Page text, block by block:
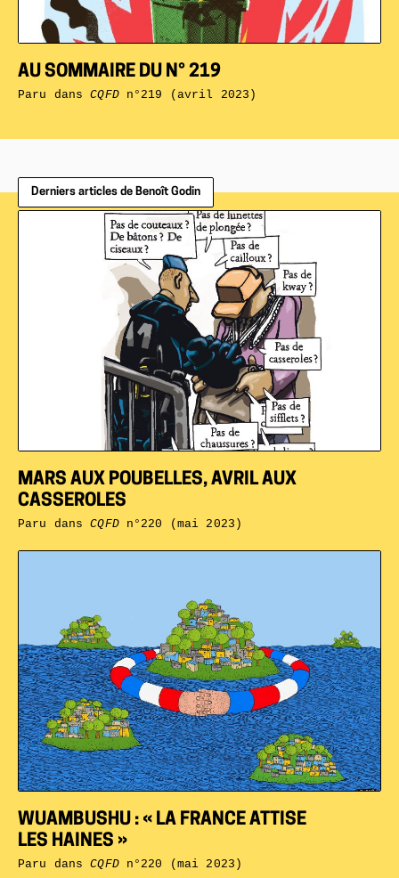
AU SOMMAIRE DU N° 219
Paru dansCQFDn°219 (avril 2023)
Derniers articles de Benoît Godin
WUAMBUSHU : « LA FRANCE ATTISE
LES HAINES »
Paru dansCQFDn°220 (mai 2023)
MARS AUX POUBELLES, AVRIL AUX
CASSEROLES
Paru dansCQFDn°220 (mai 2023)